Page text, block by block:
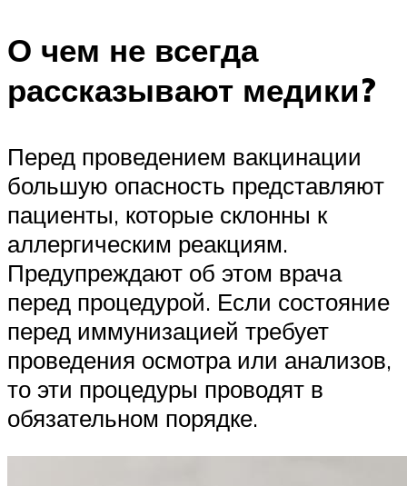
О чем не всегда
рассказывают медики?
Перед проведением вакцинации
большую опасность представляют
пациенты, которые склонны к
аллергическим реакциям.
Предупреждают об этом врача
перед процедурой. Если состояние
перед иммунизацией требует
проведения осмотра или анализов,
то эти процедуры проводят в
обязательном порядке.